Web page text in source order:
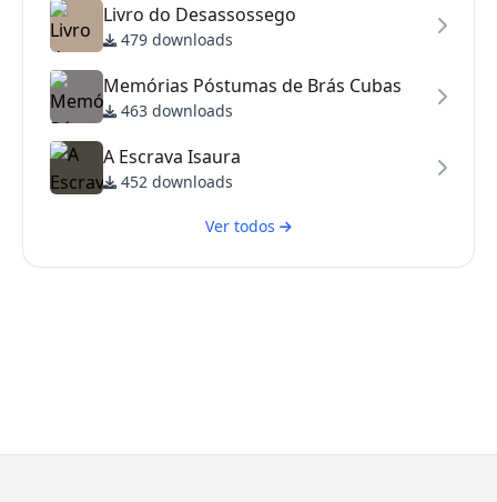
Livro do Desassossego
479 downloads
Memórias Póstumas de Brás Cubas
463 downloads
A Escrava Isaura
452 downloads
Ver todos